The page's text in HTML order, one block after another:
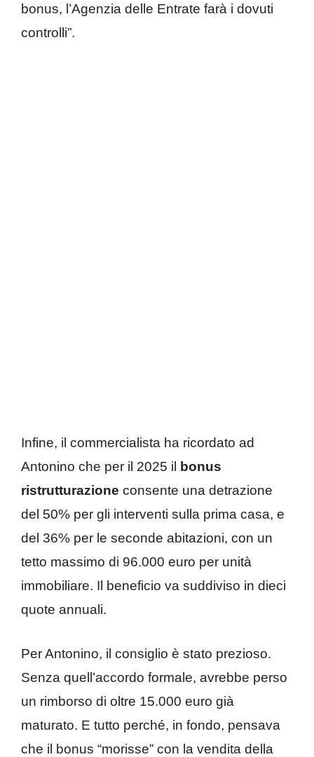
bonus, l’Agenzia delle Entrate farà i dovuti
controlli”.
Infine, il commercialista ha ricordato ad
Antonino che per il 2025 il
bonus
ristrutturazione consente una detrazione
del 50% per gli interventi sulla prima casa, e
del 36% per le seconde abitazioni, con un
tetto massimo di 96.000 euro per unità
immobiliare. Il beneficio va suddiviso in dieci
quote annuali.
Per Antonino, il consiglio è stato prezioso.
Senza quell’accordo formale, avrebbe perso
un rimborso di oltre 15.000 euro già
maturato. E tutto perché, in fondo, pensava
che il bonus “morisse” con la vendita della